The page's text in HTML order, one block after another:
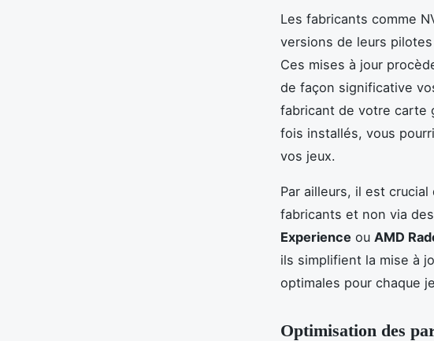
Les fabricants comme
versions de leurs
Ces mises à jour
de façon significative
fabricant de votre carte
fois installés, vous
vos jeux.
Par ailleurs, il est crucial
fabricants et non via
Experience ou AMD
ils simplifient la mise à
optimales pour chaque
Optimisation des